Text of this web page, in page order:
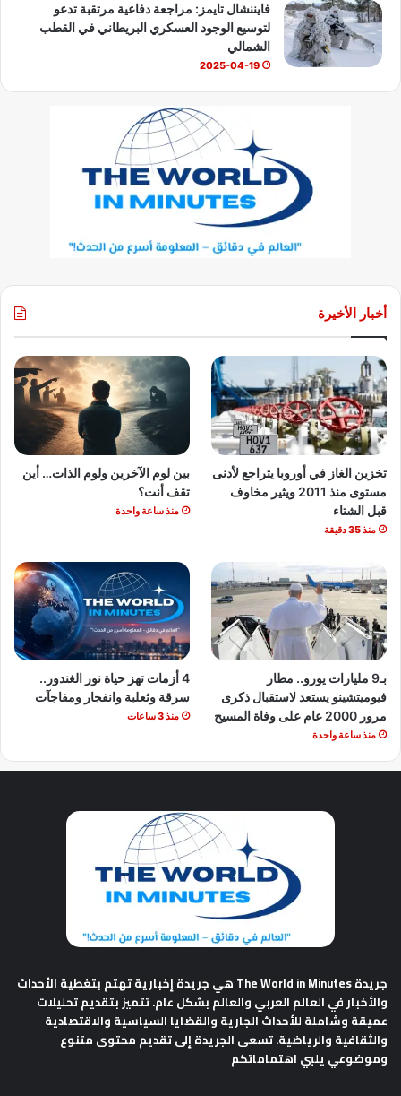
فايننشال تايمز: مراجعة دفاعية مرتقبة تدعو
لتوسيع الوجود العسكري البريطاني في القطب
الشمالي
2025-04-19
أخبار الأخيرة
تخزين الغاز في أوروبا يتراجع لأدنى
مستوى منذ 2011 ويثير مخاوف
قبل الشتاء
منذ 35 دقيقة
بين لوم الآخرين ولوم الذات… أين
تقف أنت؟
منذ ساعة واحدة
بـ9 مليارات يورو.. مطار
فيوميتشينو يستعد لاستقبال ذكرى
مرور 2000 عام على وفاة المسيح
منذ ساعة واحدة
4 أزمات تهز حياة نور الغندور..
سرقة وثعلبة وانفجار ومفاجآت
منذ 3 ساعات
جريدة The World in Minutes
هي جريدة إخبارية تهتم بتغطية الأحداث
والأخبار في العالم العربي والعالم بشكل عام. تتميز بتقديم تحليلات
عميقة وشاملة للأحداث الجارية والقضايا السياسية والاقتصادية
والثقافية والرياضية. تسعى الجريدة إلى تقديم محتوى متنوع
وموضوعي يلبي اهتماماتكم